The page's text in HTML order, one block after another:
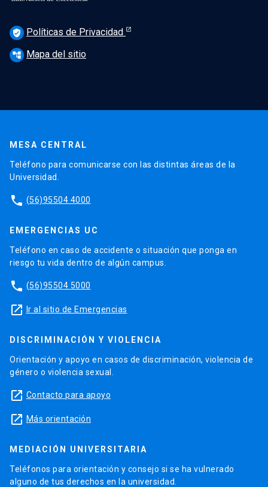
verified_user Políticas de Privacidad
account_tree Mapa del sitio
MESA CENTRAL
Teléfono para comunicarse con las distintas áreas de la
Universidad.
phone (56)95504 4000
EMERGENCIAS UC
Teléfono en caso de accidente o situación que ponga en
riesgo tu vida dentro de algún campus.
phone (56)95504 5000
launch Ir al sitio de Emergencias
DISCRIMINACIÓN Y VIOLENCIA
Orientación y apoyo en casos de discriminación, violencia de
género o violencia sexual.
launch Contacto para apoyo
launch Más orientación
MEDIACIÓN UNIVERSITARIA
Teléfonos para orientación y consejo si se ha vulnerado
alguno de tus derechos en la universidad.